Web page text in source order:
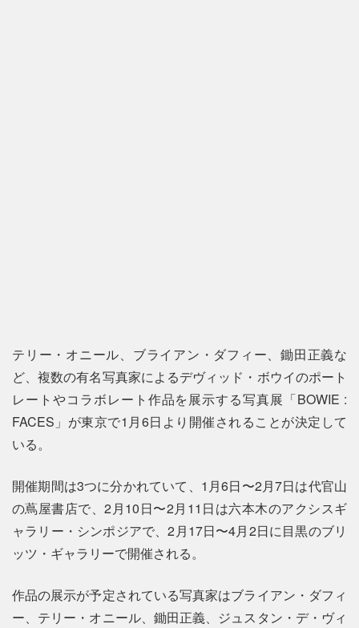
テリー・オニール、ブライアン・ダフィー、鋤田正義な
ど、複数の有名写真家によるデヴィッド・ボウイのポート
レートやコラボレート作品を展示する写真展「BOWIE :
FACES」が東京で1月6日より開催されることが決定して
いる。
開催期間は3つに分かれていて、1月6日〜2月7日は代官山
の蔦屋書店で、2月10日〜2月11日は六本木のアクシスギ
ャラリー・シンポジアで、2月17日〜4月2日に目黒のブリ
ッツ・ギャラリーで開催される。
作品の展示が予定されている写真家はブライアン・ダフィ
ー、テリー・オニール、鋤田正義、ジュスタン・デ・ヴィ